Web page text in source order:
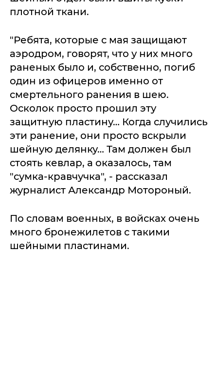
плотной ткани.
"Ребята, которые с мая защищают
аэродром, говорят, что у них много
раненых было и, собственно, погиб
один из офицеров именно от
смертельного ранения в шею.
Осколок просто прошил эту
защитную пластину… Когда случились
эти ранение, они просто вскрыли
шейную делянку… Там должен был
стоять кевлар, а оказалось, там
"сумка-кравчучка", - рассказал
журналист Александр Мотороный.
По словам военных, в войсках очень
много бронежилетов с такими
шейными пластинами.